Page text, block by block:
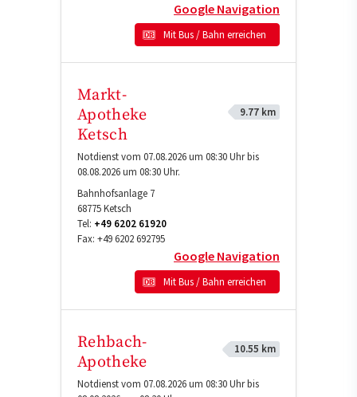
Google Navigation
Mit Bus / Bahn erreichen
Markt-
Apotheke
Ketsch
9.77 km
Notdienst vom 07.08.2026 um 08:30 Uhr bis
08.08.2026 um 08:30 Uhr.
Bahnhofsanlage 7
68775Ketsch
Tel: +49 6202 61920
Fax: +49 6202 692795
Google Navigation
Mit Bus / Bahn erreichen
Rehbach-
Apotheke
10.55 km
Notdienst vom 07.08.2026 um 08:30 Uhr bis